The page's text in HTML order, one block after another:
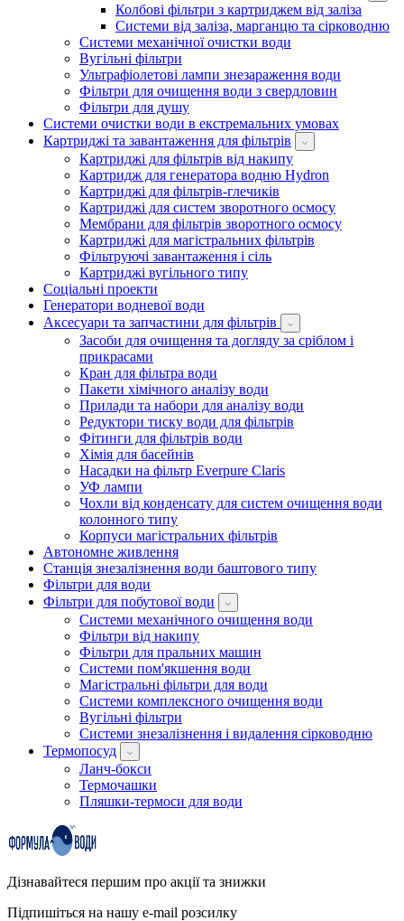
Колбові фільтри з картриджем від заліза
Системи від заліза, марганцю та сірководню
Системи механічної очистки води
Вугільні фільтри
Ультрафіолетові лампи знезараження води
Фільтри для очищення води з свердловин
Фільтри для душу
Системи очистки води в екстремальних умовах
Картриджі та завантаження для фільтрів
Картриджі для фільтрів від накипу
Картридж для генератора водню Hydron
Картриджі для фільтрів-глечиків
Картриджі для систем зворотного осмосу
Мембрани для фільтрів зворотного осмосу
Картриджі для магістральних фільтрів
Фільтруючі завантаження і сіль
Картриджі вугільного типу
Соціальні проекти
Генератори водневої води
Аксесуари та запчастини для фільтрів
Засоби для очищення та догляду за сріблом і
прикрасами
Кран для фільтра води
Пакети хімічного аналізу води
Прилади та набори для аналізу води
Редуктори тиску води для фільтрів
Фітинги для фільтрів води
Хімія для басейнів
Насадки на фільтр Everpure Claris
УФ лампи
Чохли від конденсату для систем очищення води
колонного типу
Корпуси магістральних фільтрів
Автономне живлення
Станція знезалізнення води баштового типу
Фільтри для води
Фільтри для побутової води
Системи механічного очищення води
Фільтри від накипу
Фільтри для пральних машин
Системи пом'якшення води
Магістральні фільтри для води
Системи комплексного очищення води
Вугільні фільтри
Системи знезалізнення і видалення сірководню
Термопосуд
Ланч-бокси
Термочашки
Пляшки-термоси для води
Дізнавайтеся першим про акції та знижки
Підпишіться на нашу e-mail розсилку